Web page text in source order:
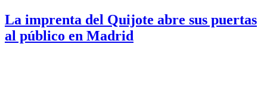
La imprenta del Quijote abre sus puertas
al público en Madrid